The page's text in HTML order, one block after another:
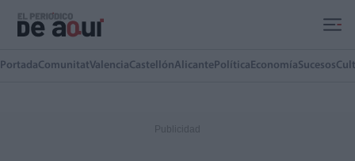
PortadaComunitatValenciaCastellónAlicante Política EconomíaSucesos